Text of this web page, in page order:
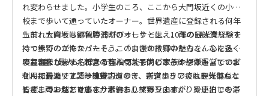
れ変わらせました。小学生のころ、ここから大門坂近くの小学
校まで歩いて通っていたオーナー。世界遺産に登録される何年
も前、大門坂は緑色の苔がびっしりと生え、雨の日は滑りやす
くて歩くのが怖かったそう。「まさか世界中からこんなに多く
のお客様が来てくださるなんて、子供のころは想像もしていま
せんでした」と語ります。
生まれも育ちも那智勝浦町のオーナーは、10年の観光業経験を
持つ熊野のエキスパート。この自慢の故郷の魅力を、心を込め
てお伝えします。新宮の苔ハウスも同じオーナーが運営してお
り、那智エリアでは熊野古道歩き、新宮エリアでは観光拠点と
して、両エリアで旅をサポート。熊野三山めぐりや連泊での滞
寝室2室、最大5名様まで宿泊可能で、ご家族やグループでのご
利用に最適です。一棟貸切なので、古道歩きの疲れを気兼ねな
く癒していただけます。素泊まりプランですが、買い出しをご
皆さまのお越しを心よりお待ちしております。